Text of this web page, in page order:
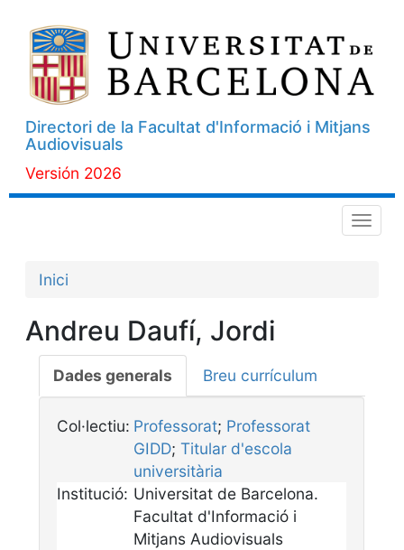
Directori de la Facultat d'Informació i Mitjans
Audiovisuals
Versión 2026
Menú
Inici
Andreu Daufí, Jordi
Dades generals Breu currículum
Col·lectiu: Professorat; Professorat
GIDD;Titular d'escola
universitària
Institució: Universitat de Barcelona.
Facultat d'Informació i
Mitjans Audiovisuals